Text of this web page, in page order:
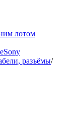
лотом
Sony
разъёмы/